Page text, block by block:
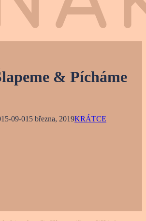
& Pícháme
09-01 5 března, 2019KRÁTCE